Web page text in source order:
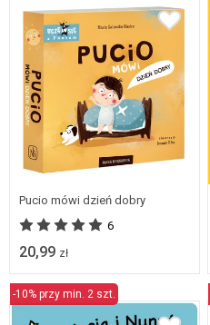
Pucio mówi dzień dobry
6
20,99 zł
-10% przy min. 2 szt.